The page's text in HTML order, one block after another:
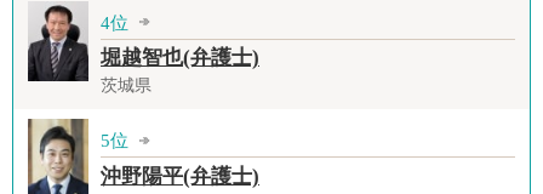
4位
堀越智也(弁護士)
茨城県
5位
沖野陽平(弁護士)